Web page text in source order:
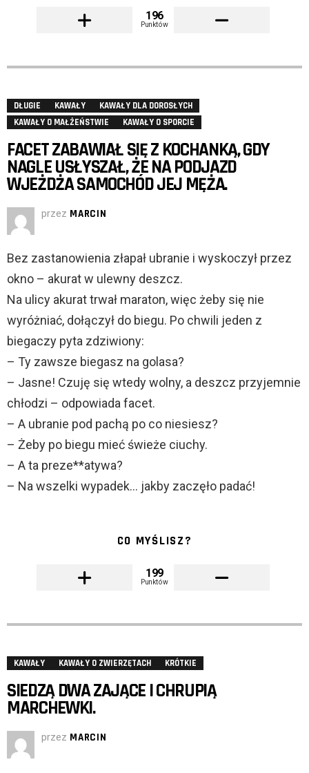
196
Punktów
DŁUGIE KAWAŁY
KAWAŁY DLA DOROSŁYCH
KAWAŁY O MAŁŻEŃSTWIE
KAWAŁY O SPORCIE
FACET ZABAWIAŁ SIĘ Z KOCHANKĄ, GDY
NAGLE USŁYSZAŁ, ŻE NA PODJAZD
WJEŻDŻA SAMOCHÓD JEJ MĘŻA.
przez MARCIN
Bez zastanowienia złapał ubranie i wyskoczył przez
okno – akurat w ulewny deszcz.
Na ulicy akurat trwał maraton, więc żeby się nie
wyróżniać, dołączył do biegu. Po chwili jeden z
biegaczy pyta zdziwiony:
– Ty zawsze biegasz na golasa?
– Jasne! Czuję się wtedy wolny, a deszcz przyjemnie
chłodzi – odpowiada facet.
– A ubranie pod pachą po co niesiesz?
– Żeby po biegu mieć świeże ciuchy.
– A ta preze**atywa?
– Na wszelki wypadek… jakby zaczęło padać!
CO MYŚLISZ?
199
Punktów
KAWAŁY KAWAŁY O ZWIERZĘTACH KRÓTKIE
SIEDZĄ DWA ZAJĄCE I CHRUPIĄ
MARCHEWKI.
przez MARCIN